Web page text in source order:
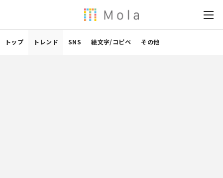
トップ トレンド SNS 絵文字/コピペ その他